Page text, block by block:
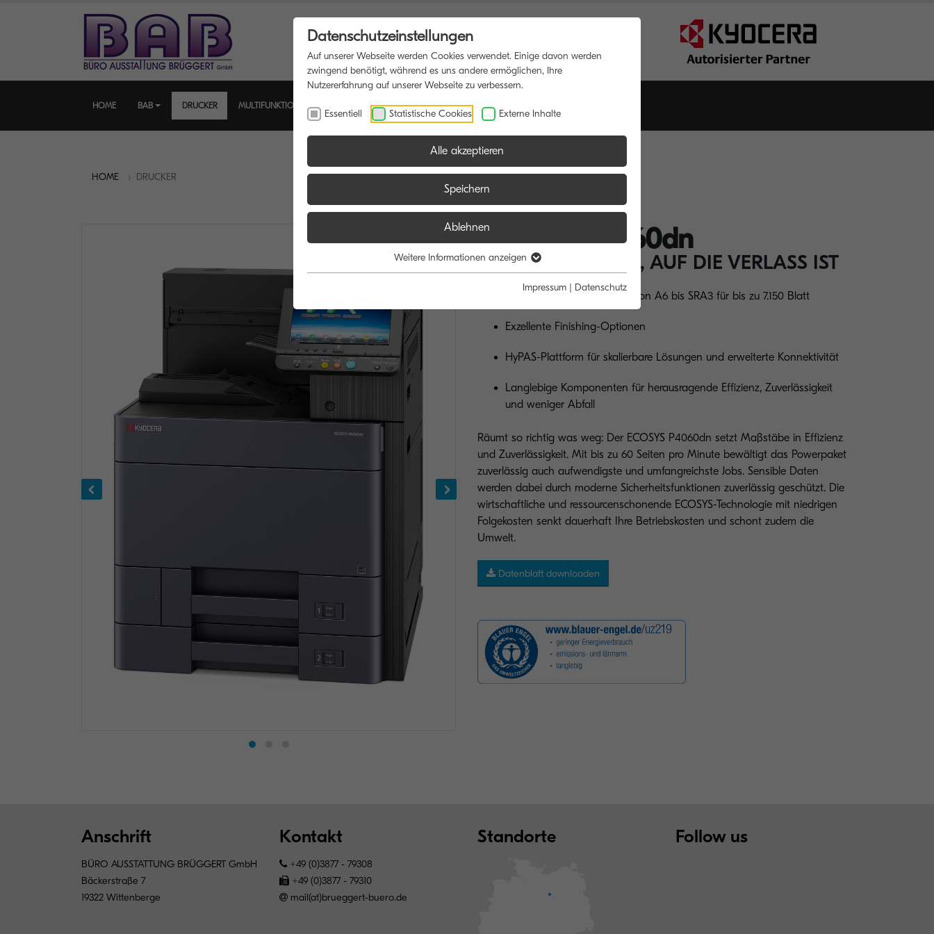
HOME BAB DRUCKER MULTIFUNKTIONSDRUCKER SOFTWARE BLOG
HOME DRUCKER
ECOSYS P4060dn
SPITZENLEISTUNG, AUF DIE VERLASS IST
Flexible Papierverarbeitung von A6 bis SRA3 für bis zu 7.150 Blatt
Exzellente Finishing-Optionen
HyPAS-Plattform für skalierbare Lösungen und erweiterte Konnektivität
Langlebige Komponenten für herausragende Effizienz, Zuverlässigkeit
und weniger Abfall
Räumt so richtig was weg: Der ECOSYS P4060dn setzt Maßstäbe in Effizienz
und Zuverlässigkeit. Mit bis zu 60 Seiten pro Minute bewältigt das Powerpaket
zuverlässig auch aufwendigste und umfangreichste Jobs. Sensible Daten
werden dabei durch moderne Sicherheitsfunktionen zuverlässig geschützt. Die
wirtschaftliche und ressourcenschonende ECOSYS-Technologie mit niedrigen
Folgekosten senkt dauerhaft Ihre Betriebskosten und schont zudem die
Umwelt.
Datenblatt downloaden
Anschrift
BÜRO AUSSTATTUNG BRÜGGERT GmbH
Bäckerstraße 7
19322 Wittenberge
Kontakt
+49 (0)3877 - 79308
+49 (0)3877 - 79310
mail(at)brueggert-buero.de
Standorte Follow us
Datenschutzeinstellungen
Auf unserer Webseite werden Cookies verwendet. Einige davon werden
zwingend benötigt, während es uns andere ermöglichen, Ihre
Nutzererfahrung auf unserer Webseite zu verbessern.
Essentiell Statistische Cookies Externe Inhalte
Alle akzeptieren
Speichern
Ablehnen
Weitere Informationen anzeigen
Impressum | Datenschutz